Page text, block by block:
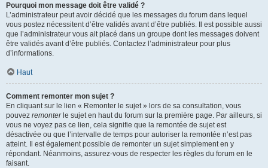
Pourquoi mon message doit être validé ?
L’administrateur peut avoir décidé que les messages du forum dans lequel
vous postez nécessitent d’être validés avant d’être publiés. Il est possible aussi
que l’administrateur vous ait placé dans un groupe dont les messages doivent
être validés avant d’être publiés. Contactez l’administrateur pour plus
d’informations.
Haut
Comment remonter mon sujet ?
En cliquant sur le lien « Remonter le sujet » lors de sa consultation, vous
pouvez remonterle sujet en haut du forum sur la première page. Par ailleurs, si
vous ne voyez pas ce lien, cela signifie que la remontée de sujet est
désactivée ou que l’intervalle de temps pour autoriser la remontée n’est pas
atteint. Il est également possible de remonter un sujet simplement en y
répondant. Néanmoins, assurez-vous de respecter les règles du forum en le
faisant.